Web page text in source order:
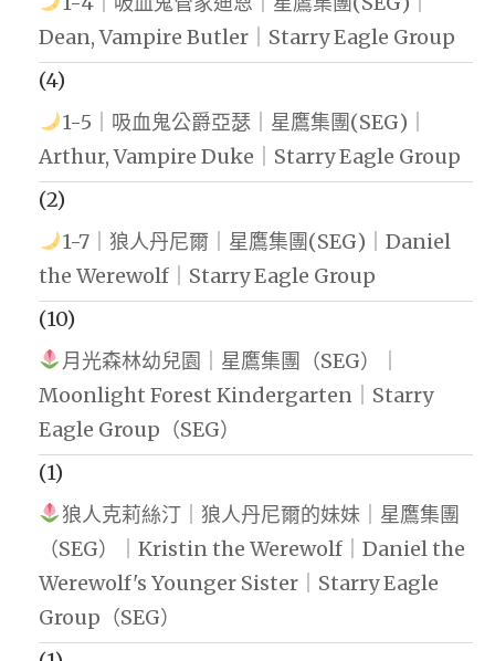
Dean, Vampire Butler｜Starry Eagle Group
(4)
1-5｜吸血鬼公爵亞瑟｜星鷹集團(SEG)｜
Arthur, Vampire Duke｜Starry Eagle Group
(2)
1-7｜狼人丹尼爾｜星鷹集團(SEG)｜Daniel
the Werewolf｜Starry Eagle Group
(10)
月光森林幼兒園｜星鷹集團（SEG）｜
Moonlight Forest Kindergarten｜Starry
Eagle Group（SEG）
(1)
狼人克莉絲汀｜狼人丹尼爾的妹妹｜星鷹集團
（SEG）｜Kristin the Werewolf｜Daniel the
Werewolf's Younger Sister｜Starry Eagle
Group（SEG）